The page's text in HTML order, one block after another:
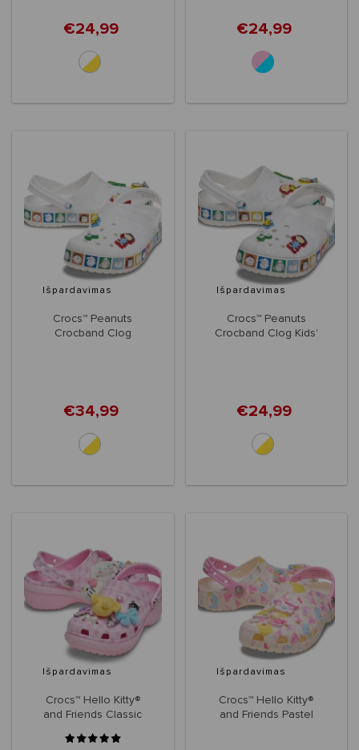
€24,99 €24,99
Išpardavimas
Crocs™ Peanuts
Crocband Clog
€34,99
Išpardavimas
Crocs™ Peanuts
Crocband Clog Kids'
€24,99
Išpardavimas
Crocs™ Hello Kitty®
and Friends Classic
Women's
Išpardavimas
Crocs™ Hello Kitty®
and Friends Pastel